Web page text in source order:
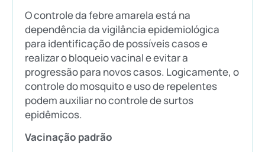
O controle da febre amarela está na
dependência da vigilância epidemiológica
para identificação de possíveis casos e
realizar o bloqueio vacinal e evitar a
progressão para novos casos. Logicamente, o
controle do mosquito e uso de repelentes
podem auxiliar no controle de surtos
epidêmicos.
Vacinação padrão